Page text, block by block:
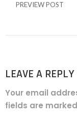
PREVIEW POST
LEAVE A REPLY
Your email
fields are